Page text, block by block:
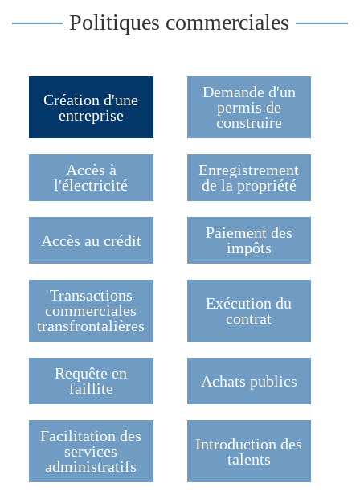
Politiques commerciales
Création d'une
entreprise
Demande d'un
permis de
construire
Accès à
l'électricité
Enregistrement
de la propriété
Accès au crédit
Paiement des
impôts
Transactions
commerciales
transfrontalières
Exécution du
contrat
Requête en
faillite
Achats publics
Facilitation des
services
administratifs
Introduction des
talents